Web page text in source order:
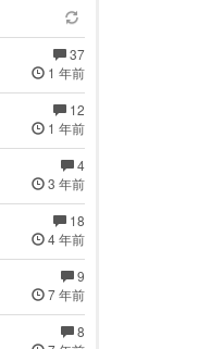
37
1 年前
12
1 年前
4
3 年前
18
4 年前
9
7 年前
8